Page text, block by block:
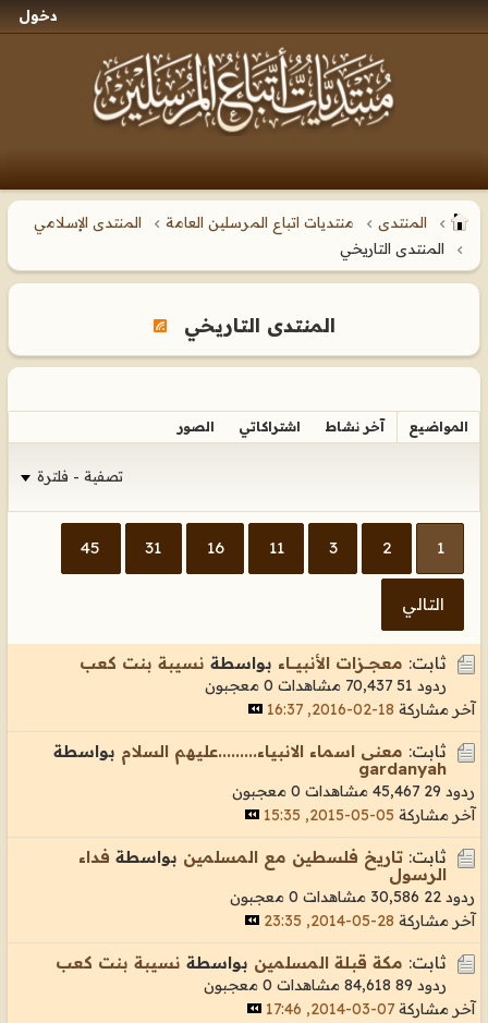
دخول
المنتدى منتديات اتباع المرسلين العامة
المنتدى الإسلامي
المنتدى التاريخي
المنتدى التاريخي
المواضيع آخر نشاط اشتراكاتي الصور
تصفية - فلترة
1
2
3
11
16
31
45
التالي
ثابت: معجـــزات الأنبيــــاء بواسطة نسيبة بنت كعب
ردود 51 70,437 مشاهدات
0 معجبون
آخر مشاركة 18-02-2016, 16:37
ثابت: معنى اسماء الانبياء.........عليهم السلام بواسطة
gardanyah
ردود 29 45,467 مشاهدات
0 معجبون
آخر مشاركة 05-05-2015, 15:35
ثابت: تاريخ فلسطين مع المسلمين بواسطة فداء
الرسول
ردود 22 30,586 مشاهدات
0 معجبون
آخر مشاركة 28-05-2014, 23:35
ثابت: مكة قبـلة المسلمين بواسطة نسيبة بنت كعب
ردود 89 84,618 مشاهدات
0 معجبون
آخر مشاركة 07-03-2014, 17:46